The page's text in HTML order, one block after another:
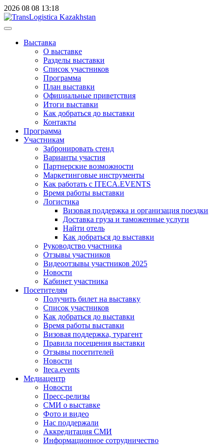
2026 08 08 13:18
Выставка
О выставке
Разделы выставки
Список участников
Программа
План выставки
Официальные приветствия
Итоги выставки
Как добраться до выставки
Контакты
Программа
Участникам
Забронировать стенд
Варианты участия
Партнерские возможности
Маркетинговые инструменты
Как работать с ITECA.EVENTS
Время работы выставки
Логистика
Визовая поддержка и организация поездки
Доставка груза и таможенные услуги
Найти отель
Как добраться до выставки
Руководство участника
Отзывы участников
Видеоотзывы участников 2025
Новости
Кабинет участника
Посетителям
Получить билет на выставку
Список участников
Как добраться до выставки
Время работы выставки
Визовая поддержка, турагент
Правила посещения выставки
Отзывы посетителей
Новости
Iteca.events
Медиацентр
Новости
Пресс-релизы
СМИ о выставке
Фото и видео
Нас поддержали
Аккредитация СМИ
Информационное сотрудничество